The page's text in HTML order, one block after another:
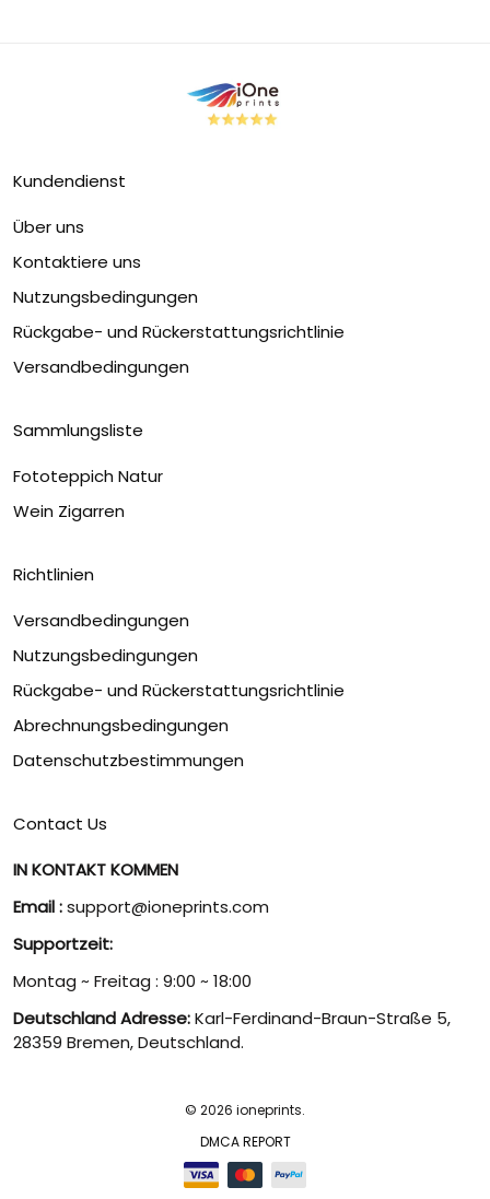
Kundendienst
Über uns
Kontaktiere uns
Nutzungsbedingungen
Rückgabe- und Rückerstattungsrichtlinie
Versandbedingungen
Sammlungsliste
Fototeppich Natur
Wein Zigarren
Richtlinien
Versandbedingungen
Nutzungsbedingungen
Rückgabe- und Rückerstattungsrichtlinie
Abrechnungsbedingungen
Datenschutzbestimmungen
Contact Us
IN KONTAKT KOMMEN
Email :support@ioneprints.com
Supportzeit:
Montag ~ Freitag : 9:00 ~ 18:00
Deutschland Adresse:Karl-Ferdinand-Braun-Straße 5,
28359 Bremen, Deutschland.
© 2026 ioneprints.
DMCA REPORT